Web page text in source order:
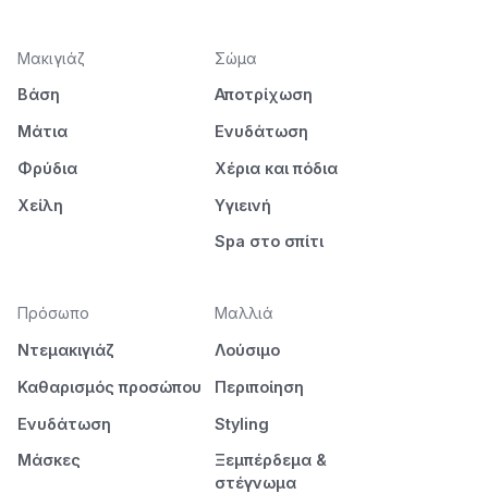
Μακιγιάζ
Βάση
Μάτια
Φρύδια
Χείλη
Σώμα
Αποτρίχωση
Ενυδάτωση
Χέρια και πόδια
Υγιεινή
Spa στο σπίτι
Πρόσωπο
Ντεμακιγιάζ
Καθαρισμός προσώπου
Ενυδάτωση
Μάσκες
Μαλλιά
Λούσιμο
Περιποίηση
Styling
Ξεμπέρδεμα &
στέγνωμα